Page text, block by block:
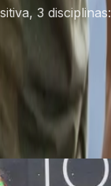
3 disciplinas: